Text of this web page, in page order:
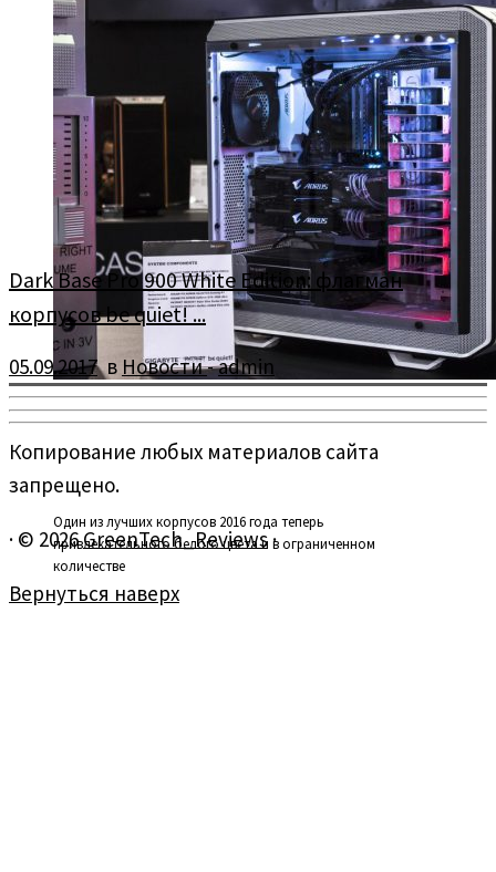
Один из лучших корпусов 2016 года теперь
привлекательного белого цвета и в ограниченном
количестве
Dark Base Pro 900 White Edition: флагман
корпусов be quiet! ...
05.09.2017в Новости-admin
Копирование любых материалов сайта
запрещено.
· © 2026 GreenTech_Reviews·
Вернуться наверх